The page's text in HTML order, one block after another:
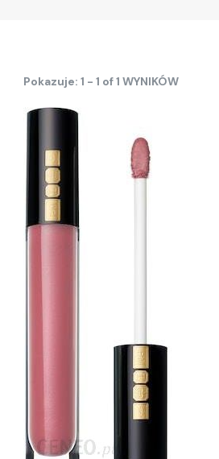
Pokazuje: 1 - 1 of 1 WYNIKÓW